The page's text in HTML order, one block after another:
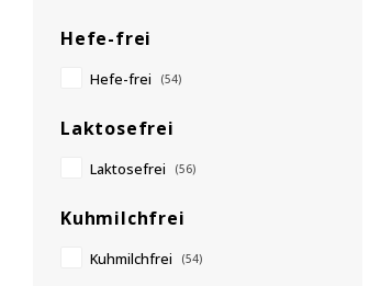
Hefe-frei
Hefe-frei (54)
Laktosefrei
Laktosefrei (56)
Kuhmilchfrei
Kuhmilchfrei (54)